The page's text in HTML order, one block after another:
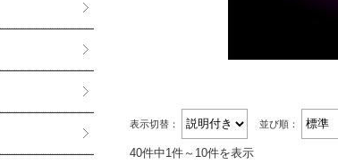
表示切替： 並び順：
40件中1件～10件を表示